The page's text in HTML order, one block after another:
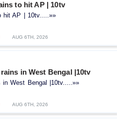
to hit AP | 10tv
hit AP | 10tv.....»»
AUG 6TH, 2026
in West Bengal |10tv
West Bengal |10tv.....»»
AUG 6TH, 2026